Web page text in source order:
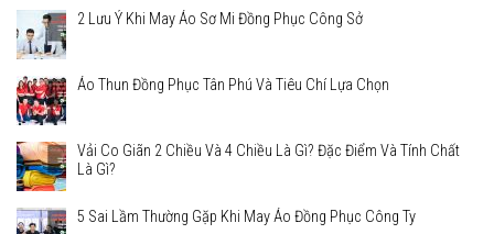
2 Lưu Ý Khi May Áo Sơ Mi Đồng Phục Công Sở
Áo Thun Đồng Phục Tân Phú Và Tiêu Chí Lựa Chọn
Vải Co Giãn 2 Chiều Và 4 Chiều Là Gì? Đặc Điểm Và Tính Chất
Là Gì?
5 Sai Lầm Thường Gặp Khi May Áo Đồng Phục Công Ty